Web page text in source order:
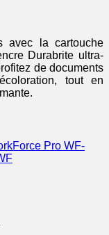
avec la cartouche
Durabrite ultra-
de documents
tout en
Pro WF-